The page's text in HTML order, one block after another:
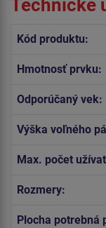
Technické
Kód produktu:
Hmotnosť prvku:
Odporúčaný vek:
Výška voľného
Max. počet
Rozmery:
Plocha potrebná